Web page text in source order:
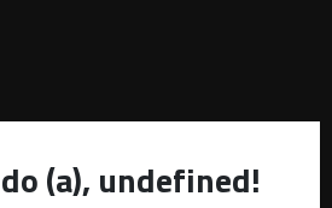
(a), undefined!